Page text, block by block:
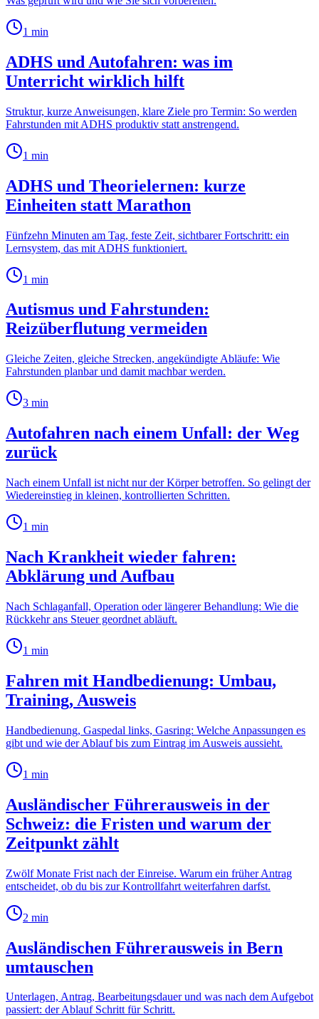
1 min
ADHS und Autofahren: was im
Unterricht wirklich hilft
Struktur, kurze Anweisungen, klare Ziele pro Termin: So werden
Fahrstunden mit ADHS produktiv statt anstrengend.
1 min
ADHS und Theorielernen: kurze
Einheiten statt Marathon
Fünfzehn Minuten am Tag, feste Zeit, sichtbarer Fortschritt: ein
Lernsystem, das mit ADHS funktioniert.
1 min
Autismus und Fahrstunden:
Reizüberflutung vermeiden
Gleiche Zeiten, gleiche Strecken, angekündigte Abläufe: Wie
Fahrstunden planbar und damit machbar werden.
3 min
Autofahren nach einem Unfall: der Weg
zurück
Nach einem Unfall ist nicht nur der Körper betroffen. So gelingt der
Wiedereinstieg in kleinen, kontrollierten Schritten.
1 min
Nach Krankheit wieder fahren:
Abklärung und Aufbau
Nach Schlaganfall, Operation oder längerer Behandlung: Wie die
Rückkehr ans Steuer geordnet abläuft.
1 min
Fahren mit Handbedienung: Umbau,
Training, Ausweis
Handbedienung, Gaspedal links, Gasring: Welche Anpassungen es
gibt und wie der Ablauf bis zum Eintrag im Ausweis aussieht.
1 min
Ausländischer Führerausweis in der
Schweiz: die Fristen und warum der
Zeitpunkt zählt
Zwölf Monate Frist nach der Einreise. Warum ein früher Antrag
entscheidet, ob du bis zur Kontrollfahrt weiterfahren darfst.
2 min
Ausländischen Führerausweis in Bern
umtauschen
Unterlagen, Antrag, Bearbeitungsdauer und was nach dem Aufgebot
passiert: der Ablauf Schritt für Schritt.